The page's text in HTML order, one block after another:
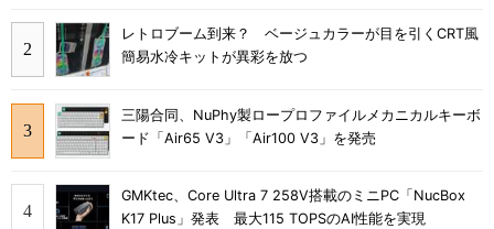
レトロブーム到来？ ベージュカラーが目を引くCRT風
簡易水冷キットが異彩を放つ
三陽合同、NuPhy製ロープロファイルメカニカルキーボ
ード「Air65 V3」「Air100 V3」を発売
GMKtec、Core Ultra 7 258V搭載のミニPC「NucBox
K17 Plus」発表 最大115 TOPSのAI性能を実現